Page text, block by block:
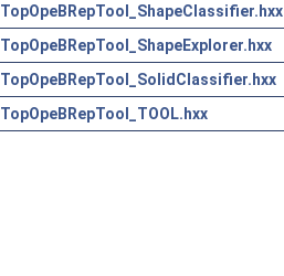
TopOpeBRepTool_ShapeClassifier.hxx
TopOpeBRepTool_ShapeExplorer.hxx
TopOpeBRepTool_SolidClassifier.hxx
TopOpeBRepTool_TOOL.hxx